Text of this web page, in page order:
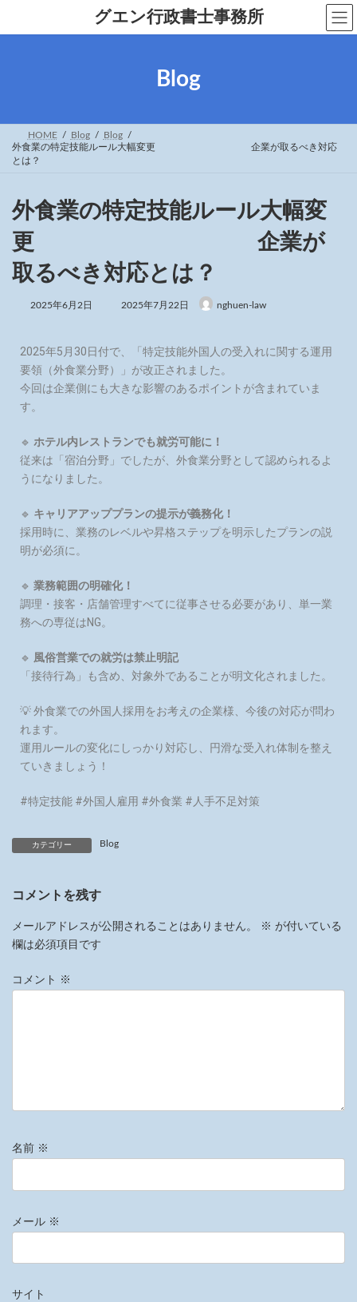
グエン行政書士事務所
Blog
HOME Blog
Blog
外食業の特定技能ルール大幅変更 企業が取るべき対応
とは？
外食業の特定技能ルール大幅変
更 企業が
取るべき対応とは？
2025年6月2日 2025年7月22日 nghuen-law
2025年5月30日付で、「特定技能外国人の受入れに関する運用
要領（外食業分野）」が改正されました。
今回は企業側にも大きな影響のあるポイントが含まれていま
す。
🔹 ホテル内レストランでも就労可能に！
従来は「宿泊分野」でしたが、外食業分野として認められるよ
うになりました。
🔹 キャリアアッププランの提示が義務化！
採用時に、業務のレベルや昇格ステップを明示したプランの説
明が必須に。
🔹 業務範囲の明確化！
調理・接客・店舗管理すべてに従事させる必要があり、単一業
務への専従はNG。
🔹 風俗営業での就労は禁止明記
「接待行為」も含め、対象外であることが明文化されました。
💡 外食業での外国人採用をお考えの企業様、今後の対応が問わ
れます。
運用ルールの変化にしっかり対応し、円滑な受入れ体制を整え
ていきましょう！
#特定技能 #外国人雇用 #外食業 #人手不足対策
カテゴリー Blog
コメントを残す
メールアドレスが公開されることはありません。 ※ が付いている
欄は必須項目です
コメント ※
名前 ※
メール ※
サイト